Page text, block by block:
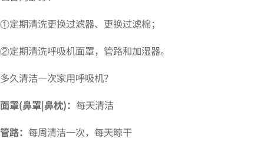
①定期清洗更换过滤器、更换过滤棉；
②定期清洗呼吸机面罩，管路和加湿器。
多久清洁一次家用呼吸机？
面罩(鼻罩|鼻枕)： 每天清洁
管路： 每周清洁一次，每天晾干